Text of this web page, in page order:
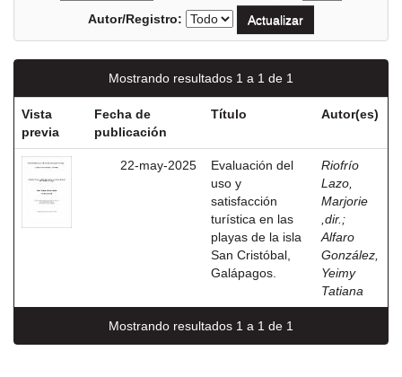
Autor/Registro:
Mostrando resultados 1 a 1 de 1
Vista
previa
Fecha de
publicación
Título Autor(es)
22-may-2025
Evaluación del
uso y
satisfacción
turística en las
playas de la isla
San Cristóbal,
Galápagos.
Riofrío
Lazo,
Marjorie
,dir. ;
Alfaro
González,
Yeimy
Tatiana
Mostrando resultados 1 a 1 de 1